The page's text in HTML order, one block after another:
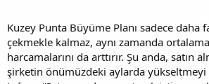
Kuzey Punta Büyüme Planı sadece daha
çekmekle kalmaz, aynı zamanda
harcamalarını da arttırır. Şu anda, satın
şirketin önümüzdeki aylarda